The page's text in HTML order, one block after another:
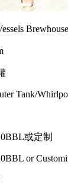
Tank/
或定制
or